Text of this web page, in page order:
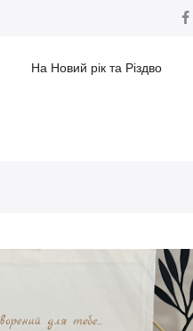
На Новий рік та Різдво